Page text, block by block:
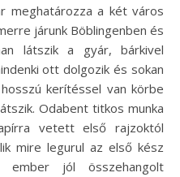
meghatározza a két város
járunk Böblingenben és
látszik a gyár, bárkivel
ott dolgozik és sokan
kerítéssel van körbe
Odabent titkos munka
vetett első rajzoktól
mire legurul az első kész
jól összehangolt